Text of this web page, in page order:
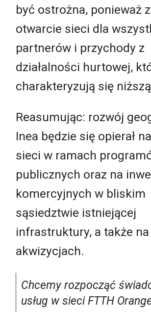
być ostrożna, ponieważ
otwarcie sieci dla
partnerów i przychody z
działalności hurtowej,
charakteryzują się
Reasumując: rozwój
Inea będzie się opierał
sieci w ramach
publicznych oraz na
komercyjnych w bliskim
sąsiedztwie istniejącej
infrastruktury, a także na
akwizycjach.
Chcemy rozpocząć
usług w sieci FTTH